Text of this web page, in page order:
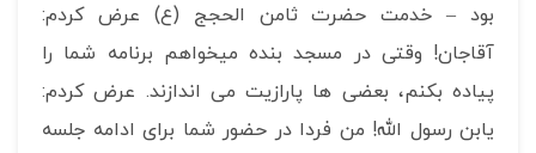
بود – خدمت حضرت ثامن الحجج (ع) عرض کردم:
آقاجان! وقتی در مسجد بنده می­خواهم برنامه شما را
پیاده بکنم، بعضی ها پارازیت می اندازند. عرض کردم:
یابن رسول الله! من فردا در حضور شما برای ادامه جلسه